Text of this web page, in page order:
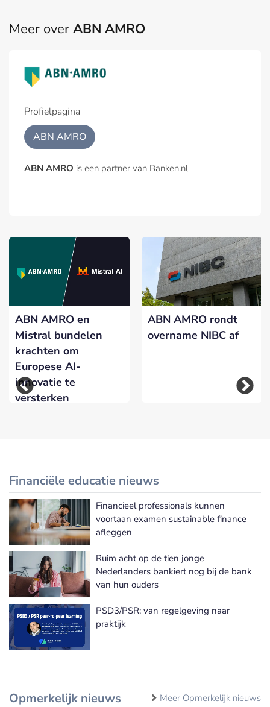
Meer over ABN AMRO
Profielpagina
ABN AMRO
ABN AMRO is een partner van Banken.nl
ABN AMRO en
Mistral bundelen
krachten om
Europese AI-
innovatie te
versterken
ABN AMRO rondt
overname NIBC af
Financiële educatie nieuws
Meer Financiële educatie nieuws
Financieel professionals kunnen
voortaan examen sustainable finance
afleggen
Ruim acht op de tien jonge
Nederlanders bankiert nog bij de bank
van hun ouders
PSD3/PSR: van regelgeving naar
praktijk
Opmerkelijk nieuws Meer Opmerkelijk nieuws